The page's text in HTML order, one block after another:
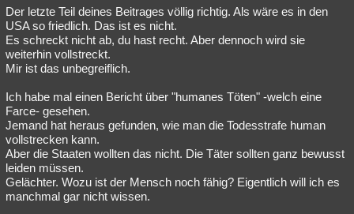
Der letzte Teil deines Beitrages völlig richtig. Als wäre es in den
USA so friedlich. Das ist es nicht.
Es schreckt nicht ab, du hast recht. Aber dennoch wird sie
weiterhin vollstreckt.
Mir ist das unbegreiflich.
Ich habe mal einen Bericht über "humanes Töten" -welch eine
Farce- gesehen.
Jemand hat heraus gefunden, wie man die Todesstrafe human
vollstrecken kann.
Aber die Staaten wollten das nicht. Die Täter sollten ganz bewusst
leiden müssen.
Gelächter. Wozu ist der Mensch noch fähig? Eigentlich will ich es
manchmal gar nicht wissen.